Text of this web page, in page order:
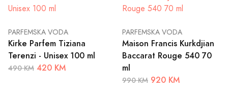
PARFEMSKA VODA
Kirke Parfem Tiziana
Terenzi - Unisex 100 ml
490 KM 420 KM
PARFEMSKA VODA
Maison Francis Kurkdjian
Baccarat Rouge 540 70
ml
990 KM 920 KM